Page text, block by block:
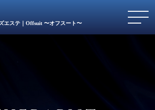
ステ｜Offsuit 〜オフスート〜